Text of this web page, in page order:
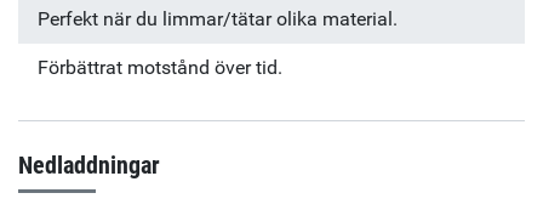
Perfekt när du limmar/tätar olika material.
Förbättrat motstånd över tid.
Nedladdningar